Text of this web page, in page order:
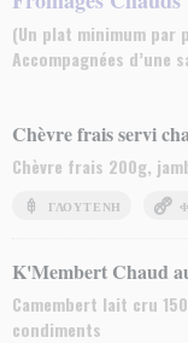
(Un plat minimum par
Accompagnées d’une
Chèvre frais servi
Chèvre frais 200g,
ΓΛΟΥΤΈΝΗ
K'Membert Chaud
Camembert lait cru
condiments